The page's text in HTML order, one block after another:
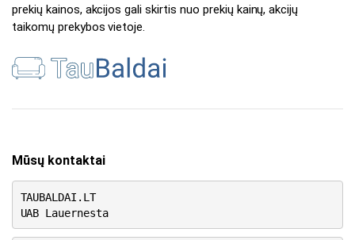
prekių kainos, akcijos gali skirtis nuo prekių kainų, akcijų
taikomų prekybos vietoje.
Mūsų kontaktai
TAUBALDAI.LT
UAB Lauernesta